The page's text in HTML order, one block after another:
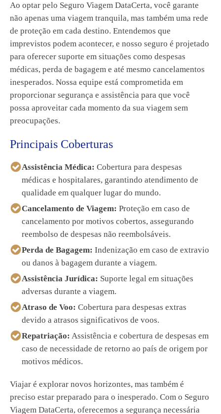
Ao optar pelo Seguro Viagem DataCerta, você garante
não apenas uma viagem tranquila, mas também uma rede
de proteção em cada destino. Entendemos que
imprevistos podem acontecer, e nosso seguro é projetado
para oferecer suporte em situações como despesas
médicas, perda de bagagem e até mesmo cancelamentos
inesperados. Nossa equipe está comprometida em
proporcionar segurança e assistência para que você
possa aproveitar cada momento da sua viagem sem
preocupações.
Principais Coberturas
Assistência Médica: Cobertura para despesas
médicas e hospitalares, garantindo atendimento de
qualidade em qualquer lugar do mundo.
Cancelamento de Viagem: Proteção em caso de
cancelamento por motivos cobertos, assegurando
reembolso de despesas não reembolsáveis.
Perda de Bagagem: Indenização em caso de extravio
ou danos à bagagem durante a viagem.
Assistência Jurídica: Suporte legal em situações
adversas durante a viagem.
Atraso de Voo: Cobertura para despesas extras
devido a atrasos significativos de voos.
Repatriação: Assistência e cobertura de despesas em
caso de necessidade de retorno ao país de origem por
motivos médicos.
Viajar é explorar novos horizontes, mas também é
preciso estar preparado para o inesperado. Com o Seguro
Viagem DataCerta, oferecemos a segurança necessária